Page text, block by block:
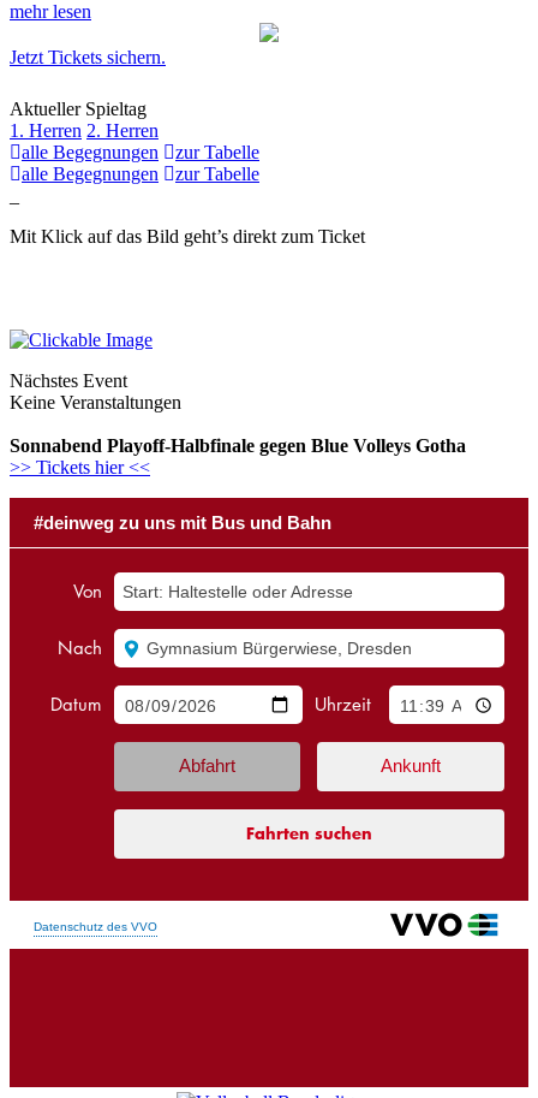
mehr lesen
Jetzt Tickets sichern.
Aktueller Spieltag
1. Herren 2. Herren
alle Begegnungen
zur Tabelle
alle Begegnungen
zur Tabelle
Mit Klick auf das Bild geht’s direkt zum Ticket
Nächstes Event
Keine Veranstaltungen
Sonnabend Playoff-Halbfinale gegen Blue Volleys Gotha
>> Tickets hier <<